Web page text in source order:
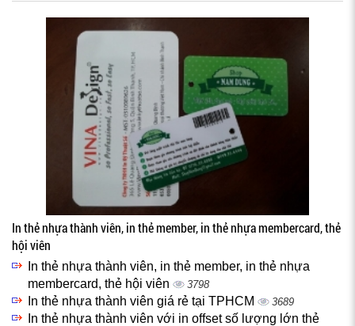
In thẻ nhựa thành viên, in thẻ member, in thẻ nhựa membercard, thẻ
hội viên
In thẻ nhựa thành viên, in thẻ member, in thẻ nhựa
membercard, thẻ hội viên
3798
In thẻ nhựa thành viên giá rẻ tại TPHCM 3689
In thẻ nhựa thành viên với in offset số lượng lớn thẻ